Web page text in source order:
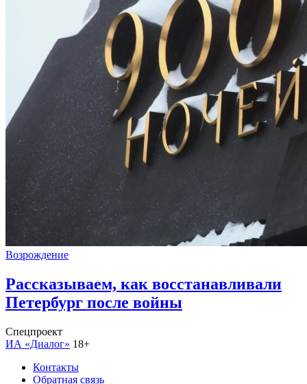
Возрождение
Рассказываем, как восстанавливали
Петербург после войны
Спецпроект
ИА «Диалог» 18+
Контакты
Обратная связь